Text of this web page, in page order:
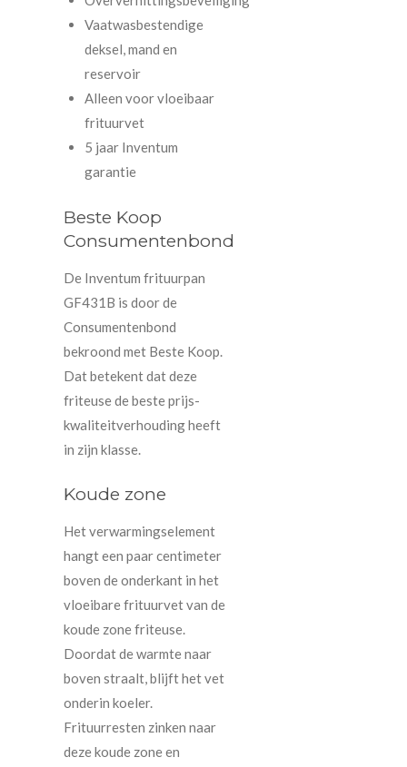
Vaatwasbestendige
deksel, mand en
reservoir
Alleen voor vloeibaar
frituurvet
5 jaar Inventum
garantie
Beste Koop
Consumentenbond
De Inventum frituurpan
GF431B is door de
Consumentenbond
bekroond met Beste Koop.
Dat betekent dat deze
friteuse de beste prijs-
kwaliteitverhouding heeft
in zijn klasse.
Koude zone
Het verwarmingselement
hangt een paar centimeter
boven de onderkant in het
vloeibare frituurvet van de
koude zone friteuse.
Doordat de warmte naar
boven straalt, blijft het vet
onderin koeler.
Frituurresten zinken naar
deze koude zone en